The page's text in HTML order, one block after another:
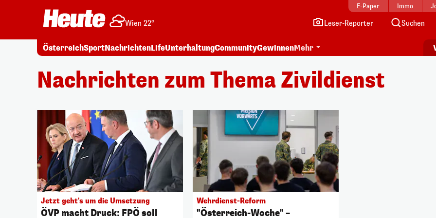
E-Paper Immo
Wien 22° Leser-Reporter Suchen
ÖsterreichSportNachrichtenLifeUnterhaltungCommunityGewinnenMehr
Nachrichten zum Thema Zivildienst
Jetzt geht's um die Umsetzung
ÖVP macht Druck: FPÖ soll
Wehrdienst-Reform
"Österreich-Woche" –